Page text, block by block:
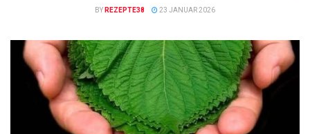
BY REZEPTE38 23 JANUAR 2026